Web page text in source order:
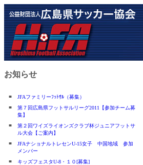
お知らせ
■
JFAファミリーﾌｯﾄｻﾙ（募集）
■
第７回広島県フットサルリーグ2011【参加チーム募
集】
■
第２回ワイズライオンズクラブ杯ジュニアフットサ
ル大会【ご案内】
■
JFAナショナルトレセンU-15女子 中国地域 参加
メンバー
■
キッズフェスタU-8・１０[募集]